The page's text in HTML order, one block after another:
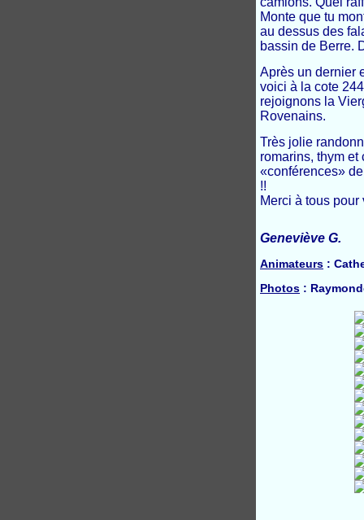
Monte que tu
au dessus des
bassin de Berre.
Après un dernier
voici à la cote
rejoignons la
Rovenains.
Très jolie
romarins, thym
«conférences»
!!
Merci à tous
Geneviève G.
Animateurs :
Photos :